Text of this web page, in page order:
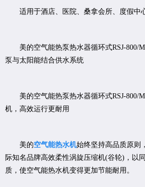
适用于酒店、医院、桑拿会所、度假中
美的空气能热泵热水器循环式RSJ-800/
泵与太阳能结合供水系统
美的空气能热泵热水器循环式RSJ-800/
机，高效运行更耐用
美的空气能热水机始终坚持高品质原则
际知名品牌高效柔性涡旋压缩机(谷轮)，以
质，使空气能热水机变得更加节能耐用。